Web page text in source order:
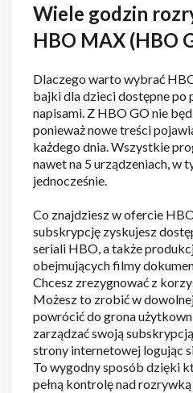
Wiele godzin
HBO MAX (HBO
Dlaczego warto wybrać
bajki dla dzieci dostępne po
napisami. Z HBO GO nie
ponieważ nowe treści
każdego dnia. Wszystkie
nawet na 5 urządzeniach, w
jednocześnie.
Co znajdziesz w ofercie
subskrypcję zyskujesz
seriali HBO, a także
obejmujących filmy
Chcesz zrezygnować z
Możesz to zrobić w
powrócić do grona
zarządzać swoją
strony internetowej logując
To wygodny sposób dzięki
pełną kontrolę nad rozrywką